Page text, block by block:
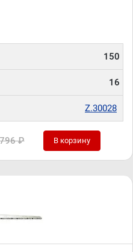
150
16
Z.30028
₽ В корзину